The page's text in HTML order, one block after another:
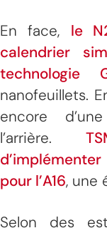
En face, le
calendrier
technologie
nanofeuillets.
encore
l’arrière.
pour l’A16, une
Selon des